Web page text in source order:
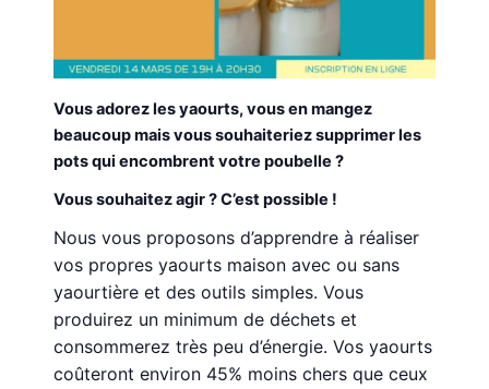
Vous adorez les yaourts, vous en mangez
beaucoup mais vous souhaiteriez supprimer les
pots qui encombrent votre poubelle ?
Vous souhaitez agir ? C’est possible !
Nous vous proposons d’apprendre à réaliser
vos propres yaourts maison avec ou sans
yaourtière et des outils simples. Vous
produirez un minimum de déchets et
consommerez très peu d’énergie. Vos yaourts
coûteront environ 45% moins chers que ceux